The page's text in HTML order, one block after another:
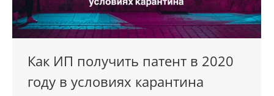
Как ИП получить патент в 2020
году в условиях карантина